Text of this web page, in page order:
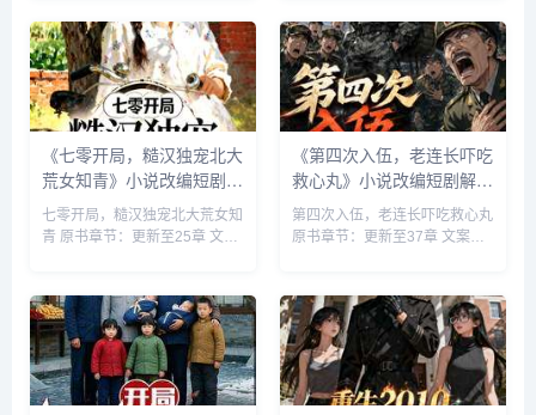
《七零开局，糙汉独宠北大
荒女知青》小说改编短剧解
说文案 全网独家下载
七零开局，糙汉独宠北大荒女知
青 原书章节：更新至25章 文案
《第四次入伍，老连长吓吃
救心丸》小说改编短剧解说
文案 全网独家下载
第四次入伍，老连长吓吃救心丸
原书章节：更新至37章 文案